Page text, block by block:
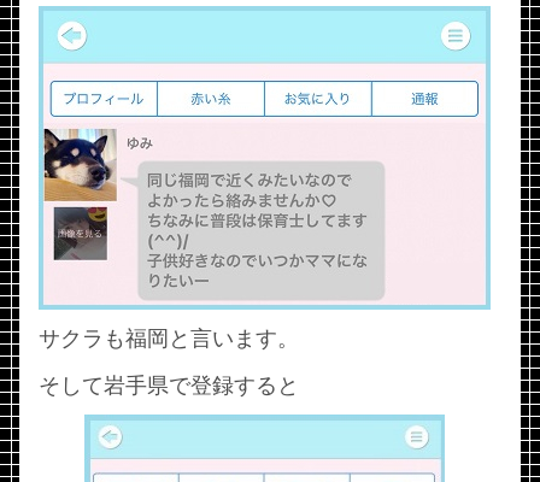
サクラも福岡と言います。
そして岩手県で登録すると